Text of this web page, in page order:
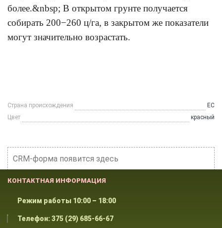
более.&nbsp; В открытом грунте получается
собирать 200−260 ц/га, в закрытом же показатели
могут значительно возрастать.
Страна происхождения
ЕС
Цвет
красный
CRM-форма появится здесь
КОНТАКТНАЯ ИНФОРМАЦИЯ
Режим работы 10:00 – 18:00
Телефон: 375 (29) 685-66-67